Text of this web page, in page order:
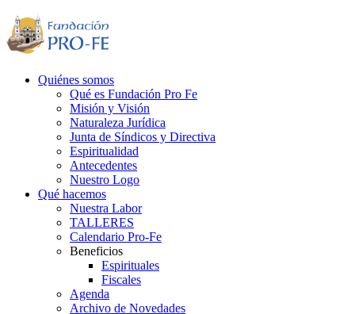
Quiénes somos
Qué es Fundación Pro Fe
Misión y Visión
Naturaleza Jurídica
Junta de Síndicos y Directiva
Espiritualidad
Antecedentes
Nuestro Logo
Qué hacemos
Nuestra Labor
TALLERES
Calendario Pro-Fe
Beneficios
Espirituales
Fiscales
Agenda
Archivo de Novedades